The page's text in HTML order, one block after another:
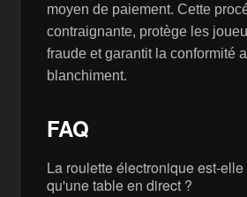
moyen de paiement. Cette
contraignante, protège les
fraude et garantit la conformité
blanchiment.
FAQ
La roulette électronique est-
qu'une table en direct ?